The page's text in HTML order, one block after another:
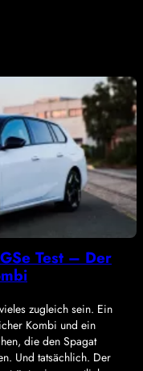
Test – Der
zugleich sein. Ein
Kombi und ein
die den Spagat
Und tatsächlich. Der